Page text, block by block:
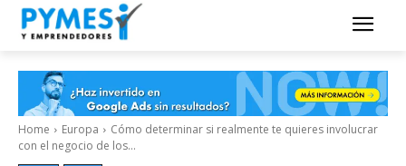
Home Europa
Cómo determinar si realmente te quieres involucrar
con el negocio de los...